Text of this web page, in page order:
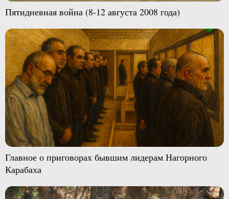
Пятидневная война (8-12 августа 2008 года)
Главное о приговорах бывшим лидерам Нагорного
Карабаха